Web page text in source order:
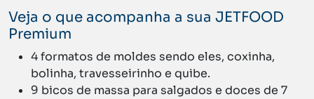
Veja o que acompanha a sua JETFOOD
Premium
4 formatos de moldes sendo eles, coxinha,
bolinha, travesseirinho e quibe.
9 bicos de massa para salgados e doces de 7